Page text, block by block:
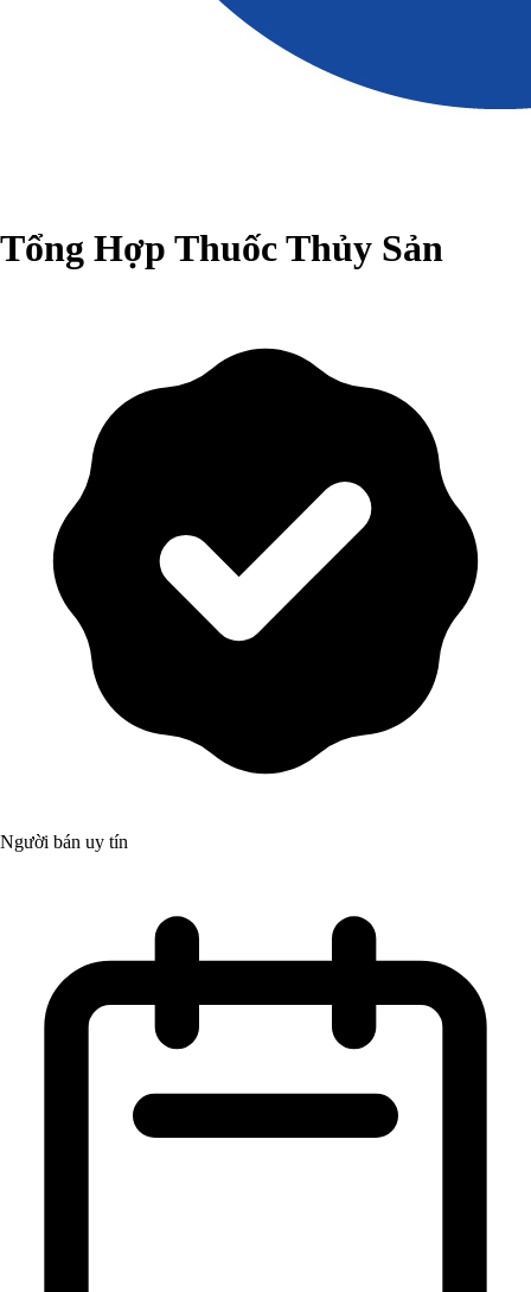
Tổng Hợp Thuốc Thủy Sản
Người bán uy tín